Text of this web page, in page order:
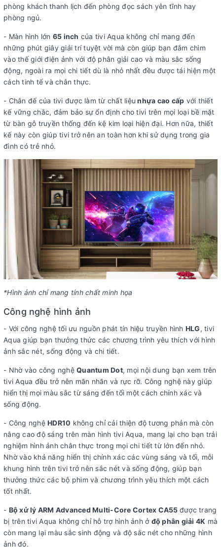
Remote thông minh: Remote tích hợp micro tìm kiếm bằng giọng
nói
Ứng dụng phổ biến:YouTube Netflix Clip TV FPT Play
Spotify
Google
Play
Công nghệ âm thanh
Tổng công suất loa:
24W
Số lượng loa:
2 loa
Âm thanh vòm:Dolby Audio
Cổng kết nối
Kết nối Internet: Wi-Fi
Cổng mạng LAN
Kết nối không dây:
Bluetooth (Kết nối loa, thiết bị di động)
2 cổng USB A
Cổng nhận hình ảnh,
âm thanh:
4 cổng HDMI có 1 cổng HDMI eARC (ARC), 1
cổng Composite
Cổng xuất âm
1 cổng 3.5 mm, 1 cổng Optical (Digital Audio), 1
Thông tin lắp đặt
Kích thước có chân, đặt
bàn:
Ngang 144.5 cm - Cao 88 cm - Dày 30
cm
Khối lượng có chân:
Kích thước không chân, treo
tường:
Ngang 144.5 cm - Cao 82.7 cm - Dày
8.6 cm
Khối lượng không chân:
Xem thông tin hãng
phòng khách thanh lịch đến phòng đọc sách yên tĩnh hay
phòng ngủ.
- Màn hình lớn 65 inch của tivi Aqua không chỉ mang đến
những phút giây giải trí tuyệt vời mà còn giúp bạn đắm chìm
vào thế giới điện ảnh với độ phân giải cao và màu sắc sống
động, ngoài ra mọi chi tiết dù là nhỏ nhất đều được tái hiện một
cách tinh tế và chân thực.
- Chân đế của tivi được làm từ chất liệu nhựa cao cấp với thiết
kế vững chắc, đảm bảo sự ổn định cho tivi trên mọi loại bề mặt
từ bàn gỗ truyền thống đến kệ kim loại hiện đại. Hơn nữa, thiết
kế này còn giúp tivi trở nên an toàn hơn khi sử dụng trong gia
đình có trẻ nhỏ.
*Hình ảnh chỉ mang tính chất minh họa
Công nghệ hình ảnh
- Với công nghệ tối ưu nguồn phát tín hiệu truyền hình HLG, tivi
Aqua giúp bạn thưởng thức các chương trình yêu thích với hình
ảnh sắc nét, sống động và chi tiết.
- Nhờ vào công nghệ Quantum Dot, mọi nội dung bạn xem trên
tivi Aqua đều trở nên mãn nhãn và rực rỡ. Công nghệ này giúp
hiển thị mọi màu sắc từ sáng đến tối một cách chính xác và
sống động.
- Công nghệ HDR10 không chỉ cải thiện độ tương phản mà còn
nâng cao độ sáng trên màn hình tivi Aqua, mang lại cho bạn trải
nghiệm hình ảnh chân thực trong mọi chi tiết từ lớn đến nhỏ.
Nhờ vào khả năng hiển thị chính xác các vùng sáng và tối, mỗi
khung hình trên tivi trở nên sắc nét và sống động, giúp bạn
thưởng thức các bộ phim và chương trình yêu thích một cách
tốt nhất.
- Bộ xử lý ARM Advanced Multi-Core Cortex CA55 được trang
bị trên tivi Aqua không chỉ hỗ trợ hình ảnh ở độ phân giải 4K mà
còn mang lại màu sắc sinh động và độ sắc nét cho những hình
ảnh đó.